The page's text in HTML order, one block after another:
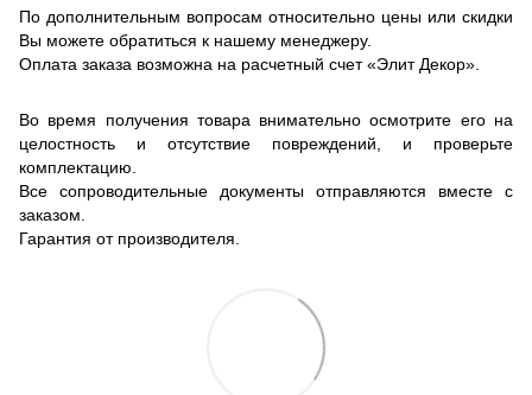
По дополнительным вопросам относительно цены или скидки
Вы можете обратиться к нашему менеджеру.
Оплата заказа возможна на расчетный счет «Элит Декор».
Во время получения товара внимательно осмотрите его на
целостность и отсутствие повреждений, и проверьте
комплектацию.
Все сопроводительные документы отправляются вместе с
заказом.
Гарантия от производителя.